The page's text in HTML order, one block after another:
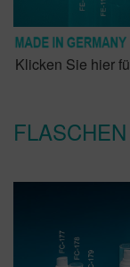
Klicken Sie hier